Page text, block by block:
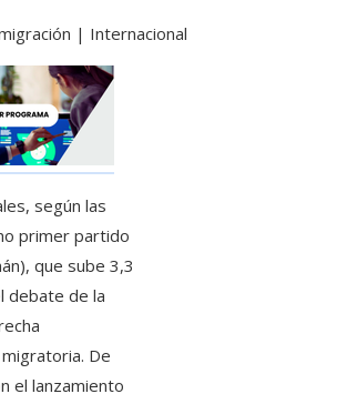
| Internacional
según las
primer partido
que sube 3,3
debate de la
De
el lanzamiento